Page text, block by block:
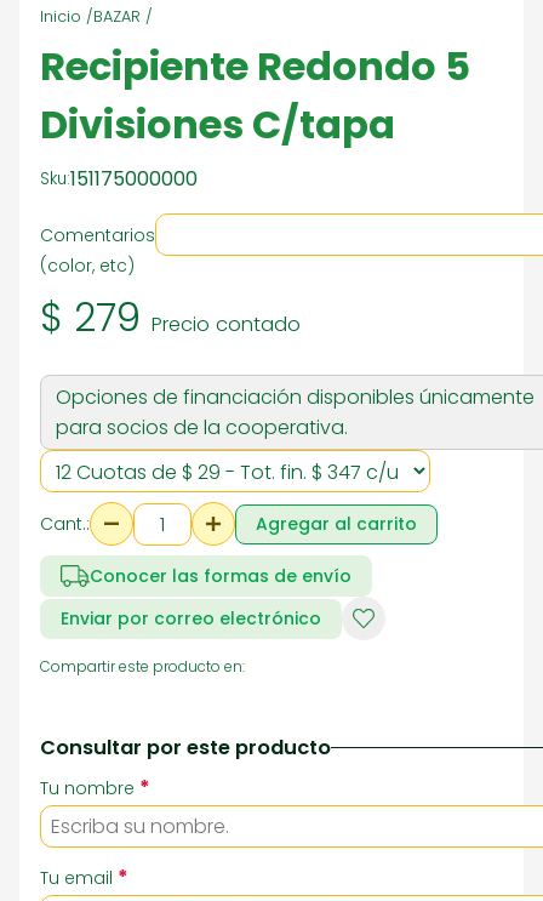
Inicio /BAZAR /
Recipiente Redondo 5
Divisiones C/tapa
Sku:151175000000
Comentarios
(color, etc)
$ 279 Precio contado
Opciones de financiación disponibles únicamente
para socios de la cooperativa.
Cant.: Agregar al carrito
Conocer las formas de envío
Enviar por correo electrónico
Compartir este producto en:
Consultar por este producto
Tu nombre *
Tu email *